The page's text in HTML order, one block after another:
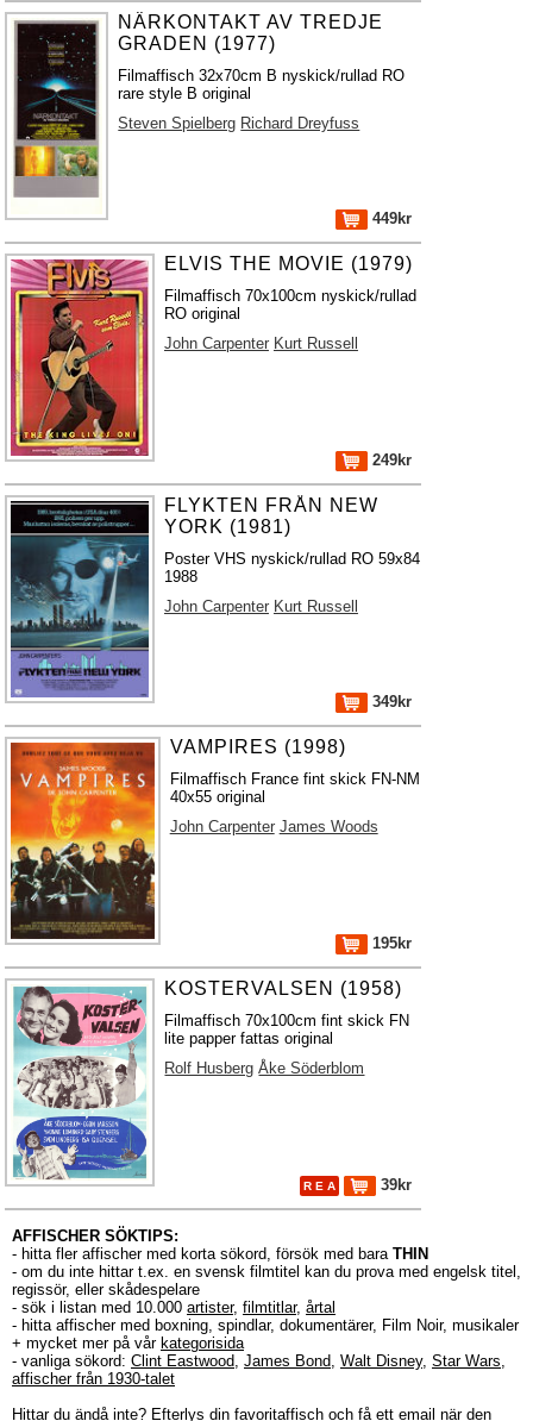
NÄRKONTAKT AV TREDJE
GRADEN (1977)
Filmaffisch 32x70cm B nyskick/rullad RO
rare style B original
Steven Spielberg Richard Dreyfuss
449kr
ELVIS THE MOVIE (1979)
Filmaffisch 70x100cm nyskick/rullad
RO original
John Carpenter Kurt Russell
249kr
FLYKTEN FRÅN NEW
YORK (1981)
Poster VHS nyskick/rullad RO 59x84
1988
John Carpenter Kurt Russell
349kr
VAMPIRES (1998)
Filmaffisch France fint skick FN-NM
40x55 original
John Carpenter James Woods
195kr
KOSTERVALSEN (1958)
Filmaffisch 70x100cm fint skick FN
lite papper fattas original
Rolf Husberg Åke Söderblom
R E A 39kr
AFFISCHER SÖKTIPS:
- hitta fler affischer med korta sökord, försök med bara THIN
- om du inte hittar t.ex. en svensk filmtitel kan du prova med engelsk titel,
regissör, eller skådespelare
- sök i listan med 10.000 artister, filmtitlar, årtal
- hitta affischer med boxning, spindlar, dokumentärer, Film Noir, musikaler
+ mycket mer på vår kategorisida
- vanliga sökord: Clint Eastwood, James Bond, Walt Disney, Star Wars,
affischer från 1930-talet
Hittar du ändå inte? Efterlys din favoritaffisch och få ett email när den